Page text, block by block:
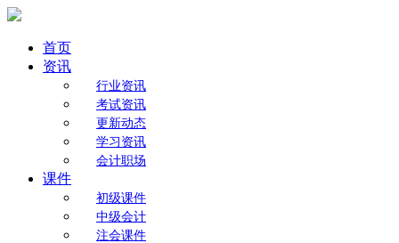
首页
资讯
行业资讯
考试资讯
更新动态
学习资讯
会计职场
课件
初级课件
中级会计
注会课件